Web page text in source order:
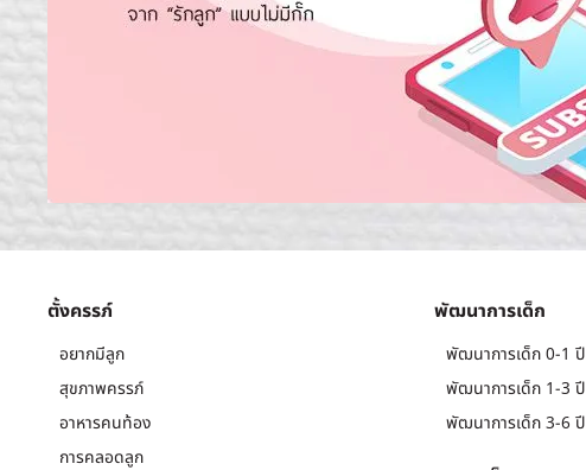
ตั้งครรภ์
อยากมีลูก
สุขภาพครรภ์
อาหารคนท้อง
การคลอดลูก
พัฒนาการเด็ก
พัฒนาการเด็ก 0-1 ปี
พัฒนาการเด็ก 1-3 ปี
พัฒนาการเด็ก 3-6 ปี